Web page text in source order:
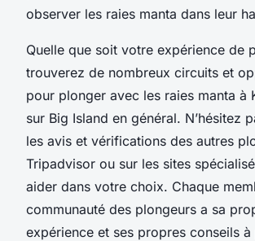
observer les raies manta dans leur
Quelle que soit votre expérience de
trouverez de nombreux circuits et
pour plonger avec les raies manta à
sur Big Island en général. N’hésitez
les avis et vérifications des autres
Tripadvisor ou sur les sites
aider dans votre choix. Chaque
communauté des plongeurs a sa
expérience et ses propres conseils à